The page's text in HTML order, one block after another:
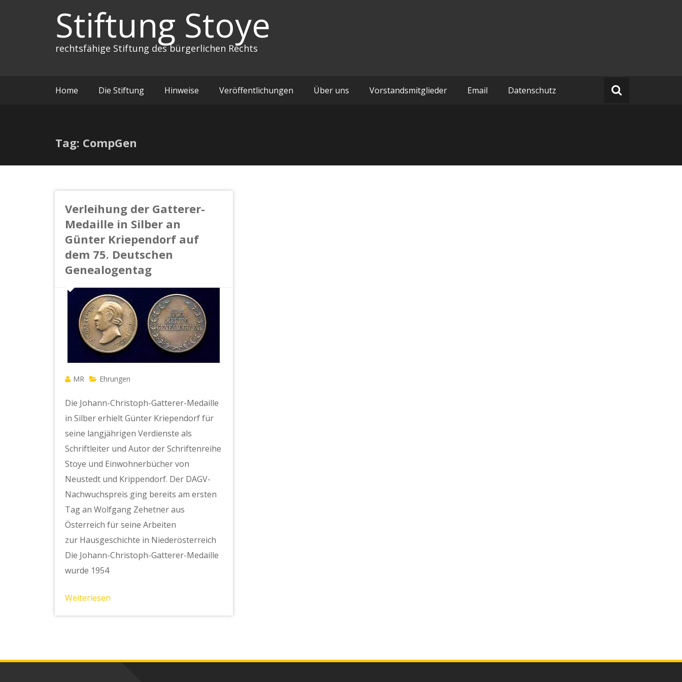
Stiftung Stoye
rechtsfähige Stiftung des bürgerlichen Rechts
Home Die Stiftung Hinweise Veröffentlichungen Über uns Vorstandsmitglieder Email Datenschutz
Tag: CompGen
Verleihung der Gatterer-
Medaille in Silber an
Günter Kriependorf auf
dem 75. Deutschen
Genealogentag
MR Ehrungen
Die Johann-Christoph-Gatterer-Medaille
in Silber erhielt Günter Kriependorf für
seine langjährigen Verdienste als
Schriftleiter und Autor der Schriftenreihe
Stoye und Einwohnerbücher von
Neustedt und Krippendorf. Der DAGV-
Nachwuchspreis ging bereits am ersten
Tag an Wolfgang Zehetner aus
Österreich für seine Arbeiten
zur Hausgeschichte in Niederösterreich
Die Johann-Christoph-Gatterer-Medaille
wurde 1954
Weiterlesen